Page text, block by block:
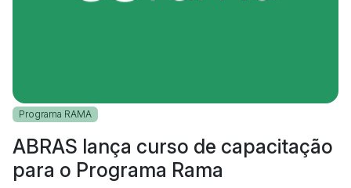
Programa RAMA
ABRAS lança curso de capacitação
para o Programa Rama